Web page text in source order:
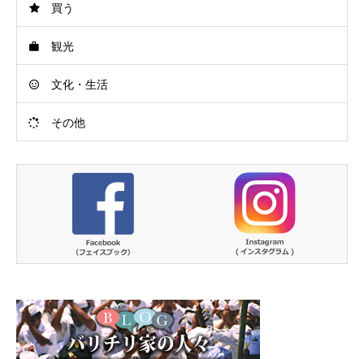
買う
観光
文化・生活
その他